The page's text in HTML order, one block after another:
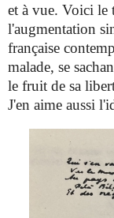
et à vue. Voici le
l'augmentation
française
malade, se
le fruit de sa
J'en aime aussi